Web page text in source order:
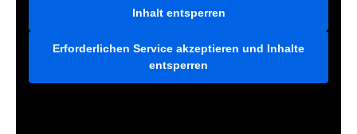
Inhalt entsperren
Erforderlichen Service akzeptieren und Inhalte
entsperren